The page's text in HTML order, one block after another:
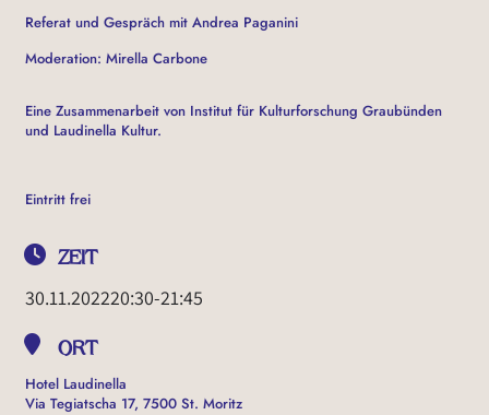
Referat und Gespräch mit Andrea Paganini
Moderation: Mirella Carbone
Eine Zusammenarbeit von Institut für Kulturforschung Graubünden
und Laudinella Kultur.
Eintritt frei
ZEIT
30.11.202220:30-21:45
ORT
Hotel Laudinella
Via Tegiatscha 17, 7500 St. Moritz